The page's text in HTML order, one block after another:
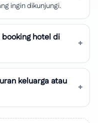
ingin dikunjungi.
hotel di
keluarga atau